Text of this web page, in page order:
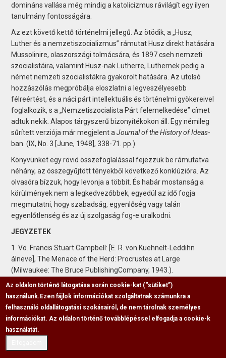
domináns vallása még mindig a katolicizmus rávilágít egy ilyen
tanulmány fontosságára.
Az ezt követő kettő történelmi jellegű. Az ötödik, a „Husz,
Luther és a nemzetiszocializmus” rámutat Husz direkt hatására
Mussolinire, olaszországi tolmácsára, és 1897 cseh nemzeti
szocialistáira, valamint Husz-nak Lutherre, Luthernek pedig a
német nemzeti szocialistákra gyakorolt hatására. Az utolsó
hozzászólás megpróbálja eloszlatni a legveszélyesebb
félreértést, és a náci párt intellektuális és történelmi gyökereivel
foglalkozik, s a „Nemzetiszocialista Párt felemelkedése” címet
adtuk nekik. Alapos tárgyszerű bizonyítékokon áll. Egy némileg
sűrített verziója már megjelent aJournal of the History of Ideas-
ban. (IX, No. 3 [June, 1948], 338-71. pp.)
Könyvünket egy rövid összefoglalással fejezzük be rámutatva
néhány, az összegyűjtött tényekből következő konklúzióra. Az
olvasóra bízzuk, hogy levonja a többit. És habár mostanság a
körülmények nem a legkedvezőbbek, egyedül az idő fogja
megmutatni, hogy szabadság, egyenlőség vagy talán
egyenlőtlenség és az új szolgaság fog-e uralkodni.
JEGYZETEK
1. Vö. Francis Stuart Campbell: [E. R. von Kuehnelt-Leddihn
álneve], The Menace of the Herd: Procrustes at Large
(Milwaukee: The Bruce PublishingCompany, 1943.).
2. Vö. Gustave Thibon: "L'inégalité, facteur d'harmonie,"
Etudescarmélitaines, 24e Année, Vol. II (1939), 78. p.
3. Vö. Pitirim Sorokin: The Crisis of Our Age: The Social and
Cultural Outlook. (New York: Dutton, 1941.), 173-74. pp.
Hasonlítsd ezt össze azzal, amit R. W. Emerson mond: „Semmi
Az oldalon történő látogatása során cookie-kat (“sütiket”)
használunk. Ezen fájlok információkat szolgáltatnak számunkra a
felhasználó oldallátogatási szokásairól, de nem tárolnak személyes
információkat. Az oldalon történő továbblépéssel elfogadja a cookie-k
használatát.